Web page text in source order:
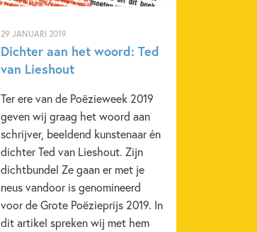
29 JANUARI 2019
Dichter aan het woord: Ted
van Lieshout
Ter ere van de Poëzieweek 2019
geven wij graag het woord aan
schrijver, beeldend kunstenaar én
dichter Ted van Lieshout. Zijn
dichtbundel Ze gaan er met je
neus vandoor is genomineerd
voor de Grote Poëzieprijs 2019. In
dit artikel spreken wij met hem